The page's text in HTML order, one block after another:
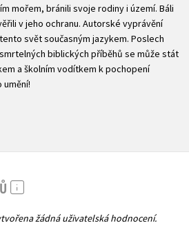
mořem, bránili svoje rodiny i území. Báli
v jeho ochranu. Autorské vyprávění
svět současným jazykem. Poslech
biblických příběhů se může stát
a školním vodítkem k pochopení
žádná uživatelská hodnocení.